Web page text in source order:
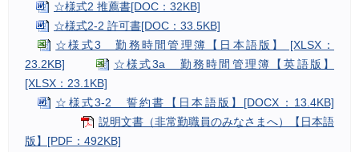
☆様式2 推薦書[DOC：32KB]
☆様式2-2 許可書[DOC：33.5KB]
☆様式3 勤務時間管理簿【日本語版】 [XLSX：
23.2KB]
☆様式3a 勤務時間管理簿【英語版】
[XLSX：23.1KB]
☆様式3-2 誓約書【日本語版】[DOCX：13.4KB]
説明文書（非常勤職員のみなさまへ）【日本語
版】[PDF：492KB]